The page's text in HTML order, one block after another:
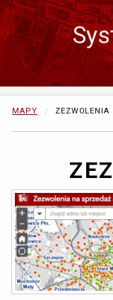
MAPY OBECNIE:
ZEZWOLENIA